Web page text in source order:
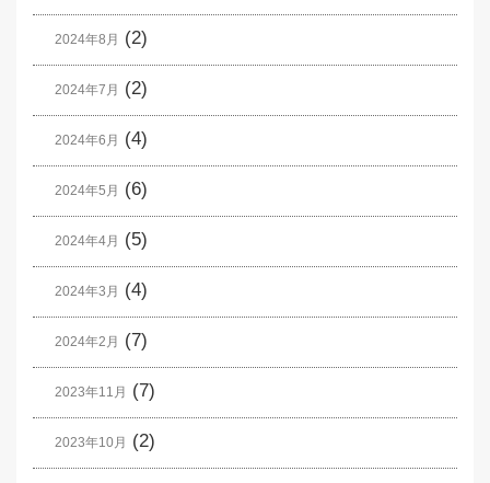
2024年8月 (2)
2024年7月 (2)
2024年6月 (4)
2024年5月 (6)
2024年4月 (5)
2024年3月 (4)
2024年2月 (7)
2023年11月 (7)
2023年10月 (2)